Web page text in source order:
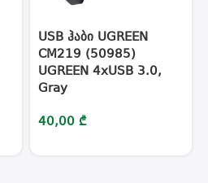
USB ჰაბი UGREEN
CM219 (50985)
UGREEN 4xUSB 3.0,
Gray
40,00 ₾